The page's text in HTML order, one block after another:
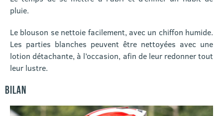
pluie.
Le blouson se nettoie facilement, avec un chiffon humide.
Les parties blanches peuvent être nettoyées avec une
lotion détachante, à l’occasion, afin de leur redonner tout
leur lustre.
BILAN